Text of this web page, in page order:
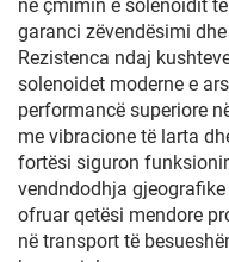
në çmimin e solenoidit
garanci zëvendësimi
Rezistenca ndaj
solenoidet moderne e
performancë superiore
me vibracione të larta
fortësi siguron
vendndodhja
ofruar qetësi mendore
në transport të